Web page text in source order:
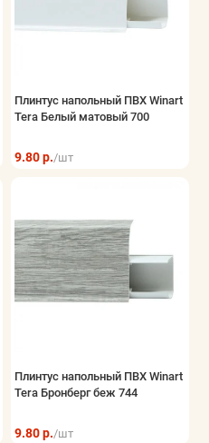
Плинтус напольный ПВХ Winart
Tera Белый матовый 700
9.80 р./шт
Плинтус напольный ПВХ Winart
Tera Бронберг беж 744
9.80 р./шт